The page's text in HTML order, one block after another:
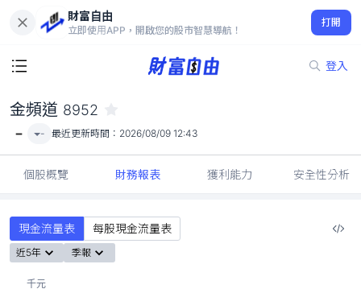
財富自由
立即使用APP，開啟您的股市智慧導航！
打開
登入
-
金頻道 8952
- - 最近更新時間： 2026/08/09 12:43
個股概覽 財務報表 獲利能力 安全性分析
現金流量表 每股現金流量表
近5年 季報